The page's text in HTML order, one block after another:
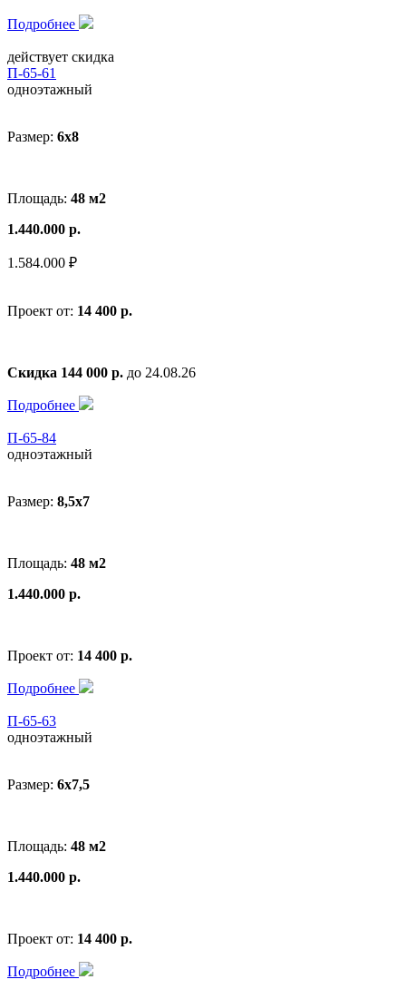
Подробнее
действует скидка
П-65-61
одноэтажный
Размер: 6x8
Площадь: 48 м2
1.440.000 р.
1.584.000 ₽
Проект от: 14 400 р.
Скидка 144 000 р. до 24.08.26
Подробнее
П-65-84
одноэтажный
Размер: 8,5x7
Площадь: 48 м2
1.440.000 р.
Проект от: 14 400 р.
Подробнее
П-65-63
одноэтажный
Размер: 6x7,5
Площадь: 48 м2
1.440.000 р.
Проект от: 14 400 р.
Подробнее